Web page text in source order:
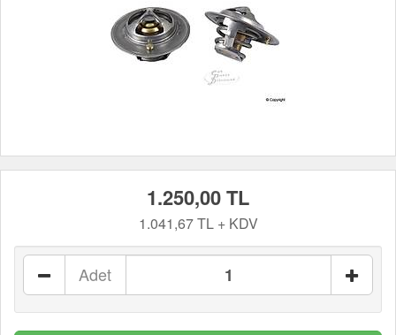
1.250,00 TL
1.041,67 TL + KDV
Adet